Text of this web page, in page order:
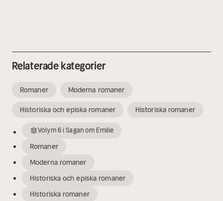
Relaterade kategorier
Romaner Moderna romaner
Historiska och episka romaner Historiska romaner
Volym6iSagan om Emilie
Romaner
Moderna romaner
Historiska och episka romaner
Historiska romaner